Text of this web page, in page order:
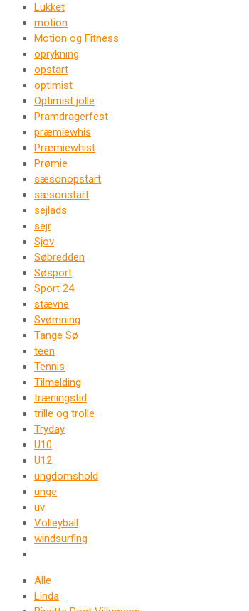
Lukket
motion
Motion og Fitness
oprykning
opstart
optimist
Optimist jolle
Pramdragerfest
præmiewhis
Præmiewhist
Prømie
sæsonopstart
sæsonstart
sejlads
sejr
Sjov
Søbredden
Søsport
Sport 24
stævne
Svømning
Tange Sø
teen
Tennis
Tilmelding
træningstid
trille og trolle
Tryday
U10
U12
ungdomshold
unge
uv
Volleyball
windsurfing
Alle
Linda